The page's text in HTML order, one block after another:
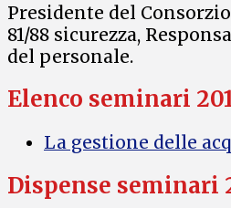
Presidente del
81/88 sicurezza,
del personale.
Elenco seminari
La gestione delle
Dispense seminari